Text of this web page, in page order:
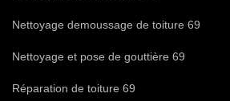
Nettoyage demoussage de toiture 69
Nettoyage et pose de gouttière 69
Réparation de toiture 69